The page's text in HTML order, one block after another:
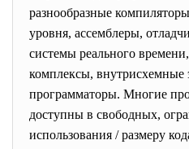
разнообразные
уровня, ассемблеры,
системы реального
комплексы, внутрисхемные
программаторы. Многие
доступны в свободных,
использования / размеру